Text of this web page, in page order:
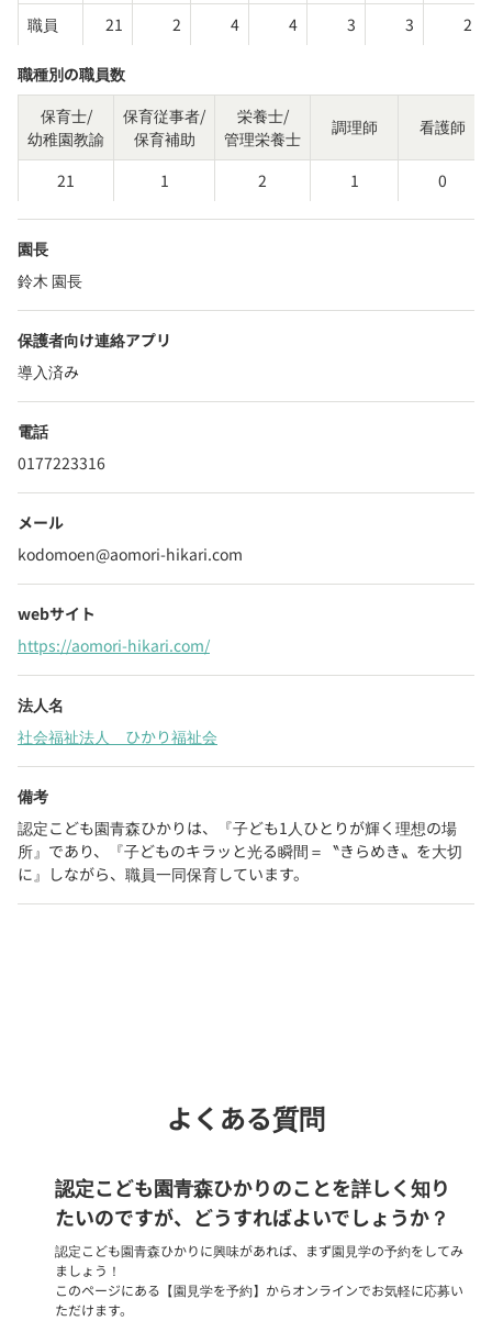
職員
21 2 4 4 3 3 2
職種別の職員数
保育士/
幼稚園教諭
保育従事者/
保育補助
栄養士/
管理栄養士
調理師 看護師
21 1 2 1 0
園長
鈴木 園長
保護者向け連絡アプリ
導入済み
電話
0177223316
メール
kodomoen@aomori-hikari.com
webサイト
https://aomori-hikari.com/
法人名
社会福祉法人 ひかり福祉会
備考
認定こども園青森ひかりは、『子ども1人ひとりが輝く理想の場
所』であり、『子どものキラッと光る瞬間＝〝きらめき〟を大切
に』しながら、職員一同保育しています。
よくある質問
認定こども園青森ひかりのことを詳しく知り
たいのですが、どうすればよいでしょうか？
認定こども園青森ひかりに興味があれば、まず園見学の予約をしてみ
ましょう！
このページにある【園見学を予約】からオンラインでお気軽に応募い
ただけます。